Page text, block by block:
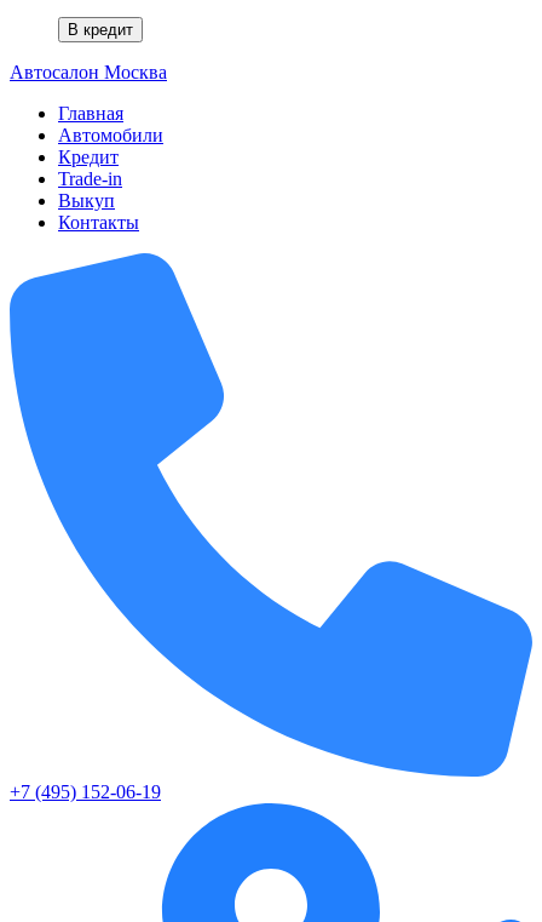
В кредит
Автосалон Москва
Главная
Автомобили
Кредит
Trade-in
Выкуп
Контакты
+7 (495) 152-06-19